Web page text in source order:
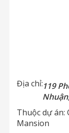
Địa chỉ:119
Thuộc dự án:
Mansion